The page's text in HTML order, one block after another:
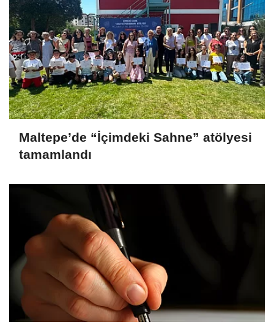
Maltepe’de “İçimdeki Sahne” atölyesi
tamamlandı